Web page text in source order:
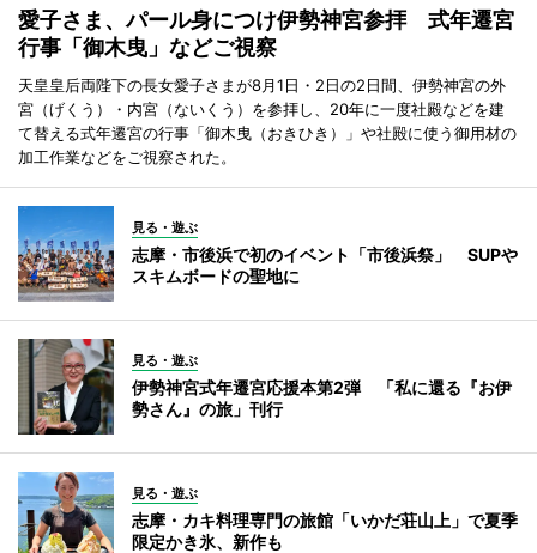
愛子さま、パール身につけ伊勢神宮参拝 式年遷宮
行事「御木曳」などご視察
天皇皇后両陛下の長女愛子さまが8月1日・2日の2日間、伊勢神宮の外
宮（げくう）・内宮（ないくう）を参拝し、20年に一度社殿などを建
て替える式年遷宮の行事「御木曳（おきひき）」や社殿に使う御用材の
加工作業などをご視察された。
見る・遊ぶ
志摩・市後浜で初のイベント「市後浜祭」 SUPや
スキムボードの聖地に
見る・遊ぶ
伊勢神宮式年遷宮応援本第2弾 「私に還る『お伊
勢さん』の旅」刊行
見る・遊ぶ
志摩・カキ料理専門の旅館「いかだ荘山上」で夏季
限定かき氷、新作も